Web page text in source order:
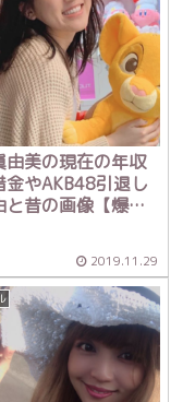
由美の現在の年収
金やAKB48引退し
と昔の画像【爆報
2019.11.29